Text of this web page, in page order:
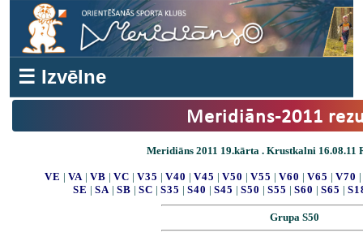
☰ Izvēlne
Meridiāns-2011
Meridiāns 2011 19.kārta . Krustkalni 16.08.11
VE | VA | VB | VC | V35 | V40 | V45 | V50 | V55 | V60 | V65 | V70 |
SE | SA| SB | SC | S35 | S40 | S45 | S50 | S55 | S60 | S65 |
Grupa S50